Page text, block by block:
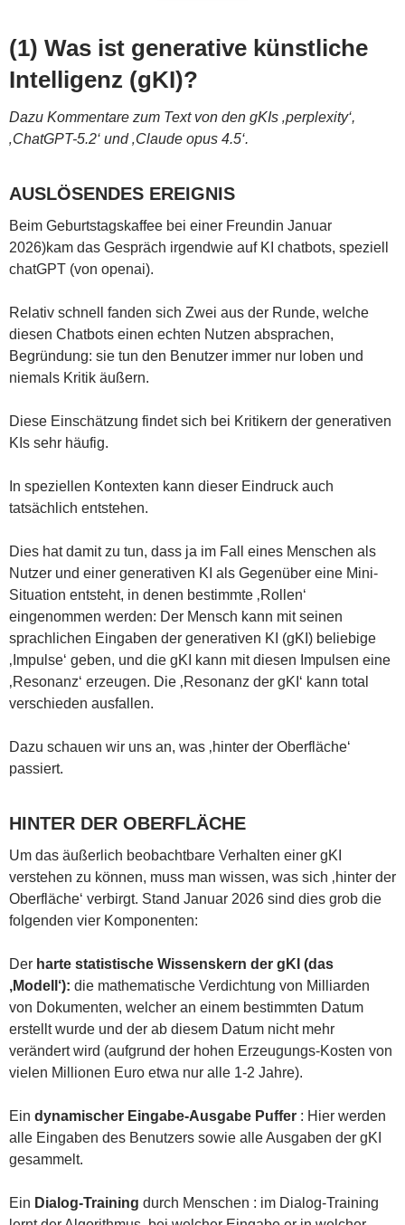
(1) Was ist generative künstliche
Intelligenz (gKI)?
Dazu Kommentare zum Text von den gKIs ‚perplexity‘,
‚ChatGPT-5.2‘ und ‚Claude opus 4.5‘.
AUSLÖSENDES EREIGNIS
Beim Geburtstagskaffee bei einer Freundin Januar
2026)kam das Gespräch irgendwie auf KI chatbots, speziell
chatGPT (von openai).
Relativ schnell fanden sich Zwei aus der Runde, welche
diesen Chatbots einen echten Nutzen absprachen,
Begründung: sie tun den Benutzer immer nur loben und
niemals Kritik äußern.
Diese Einschätzung findet sich bei Kritikern der generativen
KIs sehr häufig.
In speziellen Kontexten kann dieser Eindruck auch
tatsächlich entstehen.
Dies hat damit zu tun, dass ja im Fall eines Menschen als
Nutzer und einer generativen KI als Gegenüber eine Mini-
Situation entsteht, in denen bestimmte ‚Rollen‘
eingenommen werden: Der Mensch kann mit seinen
sprachlichen Eingaben der generativen KI (gKI) beliebige
‚Impulse‘ geben, und die gKI kann mit diesen Impulsen eine
‚Resonanz‘ erzeugen. Die ‚Resonanz der gKI‘ kann total
verschieden ausfallen.
Dazu schauen wir uns an, was ‚hinter der Oberfläche‘
passiert.
HINTER DER OBERFLÄCHE
Um das äußerlich beobachtbare Verhalten einer gKI
verstehen zu können, muss man wissen, was sich ‚hinter der
Oberfläche‘ verbirgt. Stand Januar 2026 sind dies grob die
folgenden vier Komponenten:
Der harte statistische Wissenskern der gKI (das
‚Modell‘): die mathematische Verdichtung von Milliarden
von Dokumenten, welcher an einem bestimmten Datum
erstellt wurde und der ab diesem Datum nicht mehr
verändert wird (aufgrund der hohen Erzeugungs-Kosten von
vielen Millionen Euro etwa nur alle 1-2 Jahre).
Ein dynamischer Eingabe-Ausgabe Puffer : Hier werden
alle Eingaben des Benutzers sowie alle Ausgaben der gKI
gesammelt.
Ein Dialog-Training durch Menschen : im Dialog-Training